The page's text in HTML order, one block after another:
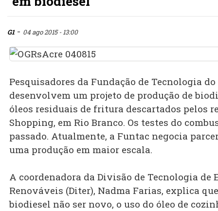
G1 - 04 ago 2015 - 13:00
Pesquisadores da Fundação de Tecnologia
desenvolvem um projeto de produção de
óleos residuais de fritura descartados pelos
Shopping, em Rio Branco. Os testes do
passado. Atualmente, a Funtac negocia
uma produção em maior escala.
A coordenadora da Divisão de Tecnologia de
Renováveis (Diter), Nadma Farias, explica
biodiesel não ser novo, o uso do óleo de